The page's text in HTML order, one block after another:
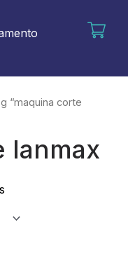
“maquina corte
lanmax